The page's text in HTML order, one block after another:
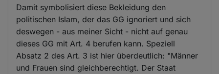
Damit symbolisiert diese Bekleidung den
politischen Islam, der das GG ignoriert und sich
deswegen - aus meiner Sicht - nicht auf genau
dieses GG mit Art. 4 berufen kann. Speziell
Absatz 2 des Art. 3 ist hier überdeutlich: "Männer
und Frauen sind gleichberechtigt. Der Staat